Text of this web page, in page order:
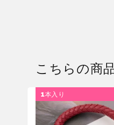
こちらの商
1本入り